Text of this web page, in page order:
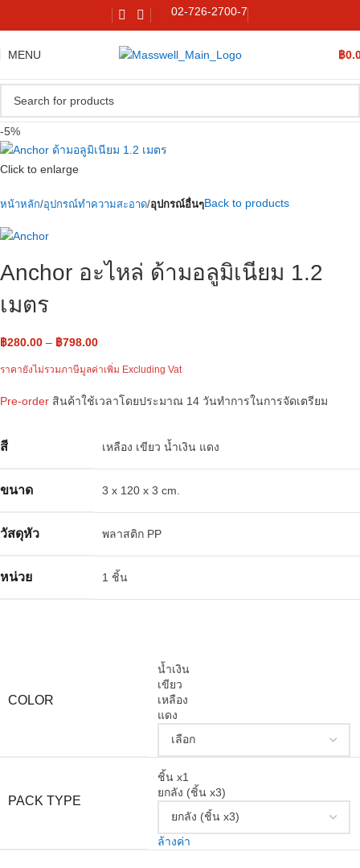
02-726-2700-7
MENU ฿
-5%
Click to enlarge
หน้าหลัก อุปกรณ์ทำความสะอาด อุปกรณ์อื่นๆBack to products
Anchor อะไหล่ ด้ามอลูมิเนียม 1.2
เมตร
฿280.00 – ฿798.00
ราคายังไม่รวมภาษีมูลค่าเพิ่ม Excluding Vat
Pre-order สินค้าใช้เวลาโดยประมาณ 14 วันทำการในการจัดเตรียม
สี เหลือง เขียว น้ำเงิน แดง
ขนาด 3 x 120 x 3 cm.
วัสดุหัว พลาสติก PP
หน่วย 1 ชิ้น
COLOR
น้ำเงิน
เขียว
เหลือง
แดง
PACK TYPE
ชิ้น x1
ยกลัง (ชิ้น x3)
ล้างค่า